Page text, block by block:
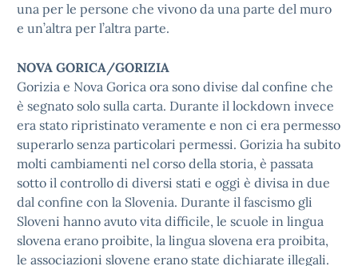
una per le persone che vivono da una parte del muro
e un’altra per l’altra parte.
NOVA GORICA/GORIZIA
Gorizia e Nova Gorica ora sono divise dal confine che
è segnato solo sulla carta. Durante il lockdown invece
era stato ripristinato veramente e non ci era permesso
superarlo senza particolari permessi. Gorizia ha subito
molti cambiamenti nel corso della storia, è passata
sotto il controllo di diversi stati e oggi è divisa in due
dal confine con la Slovenia. Durante il fascismo gli
Sloveni hanno avuto vita difficile, le scuole in lingua
slovena erano proibite, la lingua slovena era proibita,
le associazioni slovene erano state dichiarate illegali.